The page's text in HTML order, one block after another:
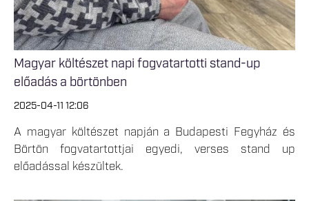
Magyar költészet napi fogvatartotti stand-up
előadás a börtönben
2025-04-11 12:06
A magyar költészet napján a Budapesti Fegyház és
Börtön fogvatartottjai egyedi, verses stand up
előadással készültek.